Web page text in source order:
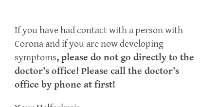
If you have had contact with a person with
Corona and if you are now developing
symptoms, please do not go directly to the
doctor’s office! Please call the doctor’s
office by phone at first!